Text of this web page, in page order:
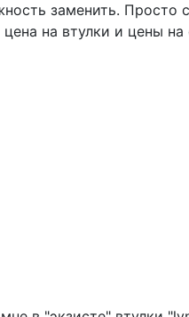
заменить.
на втулки и цены